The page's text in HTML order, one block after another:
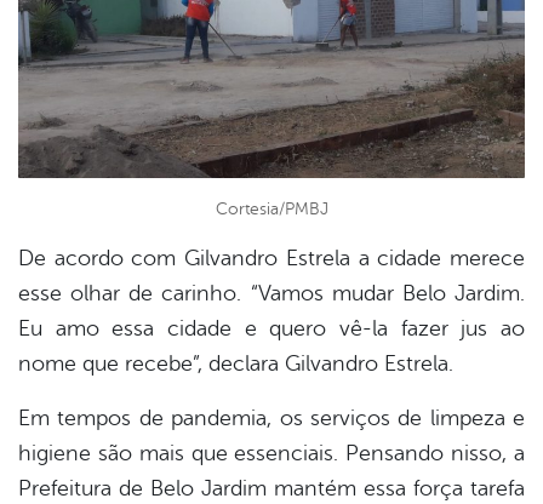
Cortesia/PMBJ
De acordo com Gilvandro Estrela a cidade merece
esse olhar de carinho. “Vamos mudar Belo Jardim.
Eu amo essa cidade e quero vê-la fazer jus ao
nome que recebe”, declara Gilvandro Estrela.
Em tempos de pandemia, os serviços de limpeza e
higiene são mais que essenciais. Pensando nisso, a
Prefeitura de Belo Jardim mantém essa força tarefa